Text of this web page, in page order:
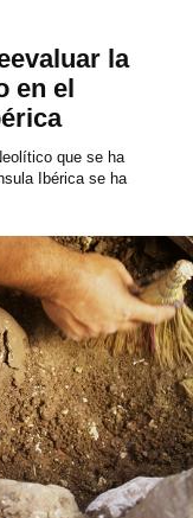
la
en el
que se ha
Ibérica se ha